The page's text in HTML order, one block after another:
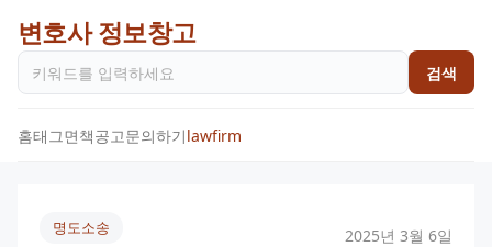
변호사 정보창고
검색
홈태그면책공고문의하기lawfirm
명도소송 2025년 3월 6일